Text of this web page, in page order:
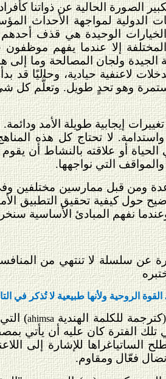
الصورة الحالية عن ذواتنا
الدولية لمواجهة الأحداث
الخيارات الوحيدة هي قذف
إلا عندما يفهم
الجيدة ولجان المصالحة وما
لاعنفية حيادية، وحاليًا
وهو تحدٍ طويل. وتعلُّم كل
إيجابية طويلة الأمد ودائمة.
لا تحتاج كل هذه
أو علاقته بالنشاط أن
التي نواجهها.
ومن قبل ممارسين مختلفين
حول كيفية تحقيق التطبيق
نفهم المبادئ الأساسية
عن سلسلة لا تنتهي من
الروحية ولأنها طبيعية لا تُذكر في
للكلمة الهندية ahimsa
)
الفترة كان عليه أن يأتي
للإشارة إلى
فعّال ومقاوم.